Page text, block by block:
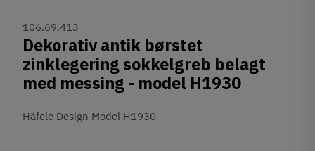
106.69.413
Dekorativ antik børstet
zinklegering sokkelgreb belagt
med messing - model H1930
Häfele Design Model H1930